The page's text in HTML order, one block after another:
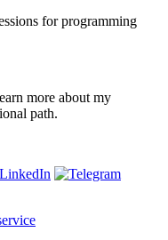
for programming
more about my
path.